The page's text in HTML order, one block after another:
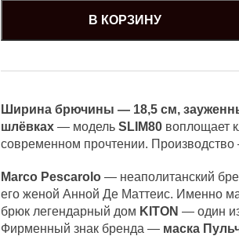
Ширина брючины — 18,5 см,
шлёвках — модельSLIM80 воплощает
современном прочтении.
Marco Pescarolo — неаполитанский
его женой Анной Де Маттеис. Именно
брюк легендарный дом KITON — один
Фирменный знак бренда — маска
В КОРЗИНУ